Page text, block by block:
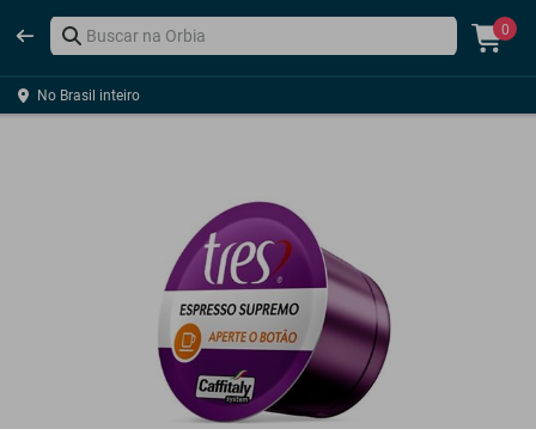
0
No Brasil inteiro